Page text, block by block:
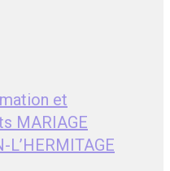
et
MARIAGE
L’HERMITAGE